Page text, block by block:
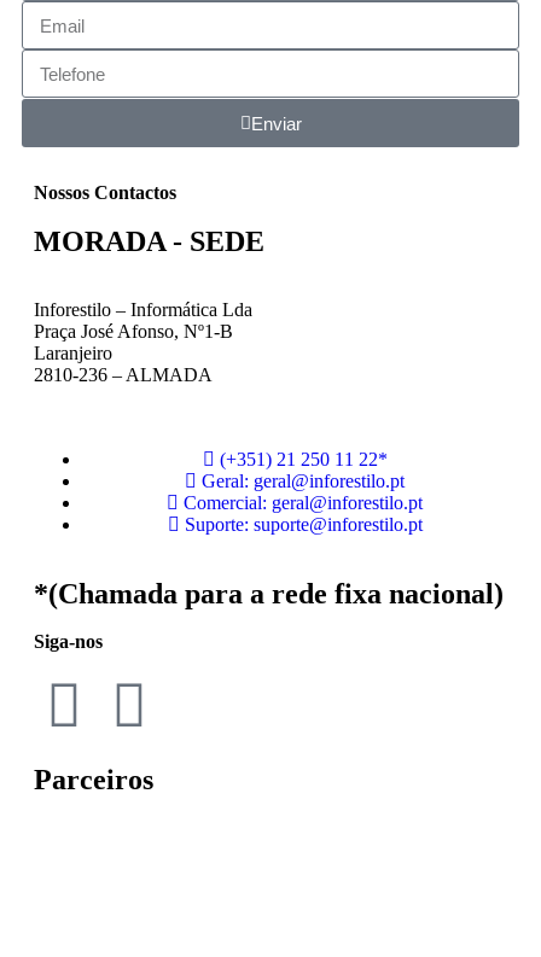
Enviar
Nossos Contactos
MORADA - SEDE
Inforestilo – Informática Lda
Praça José Afonso, Nº1-B
Laranjeiro
2810-236 – ALMADA
(+351) 21 250 11 22*
Geral: geral@inforestilo.pt
Comercial: geral@inforestilo.pt
Suporte: suporte@inforestilo.pt
*(Chamada para a rede fixa nacional)
Siga-nos
Parceiros